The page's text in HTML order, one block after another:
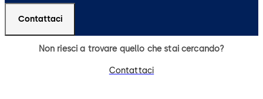
Contattaci
Non riesci a trovare quello che stai cercando?
Contattaci